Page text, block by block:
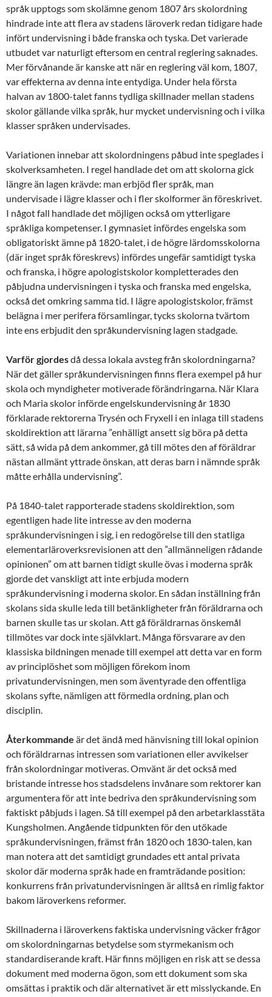
språk upptogs som skolämne genom 1807 års skolordning
hindrade inte att flera av stadens läroverk redan tidigare hade
infört undervisning i både franska och tyska. Det varierade
utbudet var naturligt eftersom en central reglering saknades.
Mer förvånande är kanske att när en reglering väl kom, 1807,
var effekterna av denna inte entydiga. Under hela första
halvan av 1800-talet fanns tydliga skillnader mellan stadens
skolor gällande vilka språk, hur mycket undervisning och i vilka
klasser språken undervisades.
Variationen innebar att skolordningens påbud inte speglades i
skolverksamheten. I regel handlade det om att skolorna gick
längre än lagen krävde: man erbjöd fler språk, man
undervisade i lägre klasser och i fler skolformer än föreskrivet.
I något fall handlade det möjligen också om ytterligare
språkliga kompetenser. I gymnasiet infördes engelska som
obligatoriskt ämne på 1820-talet, i de högre lärdomsskolorna
(där inget språk föreskrevs) infördes ungefär samtidigt tyska
och franska, i högre apologistskolor kompletterades den
påbjudna undervisningen i tyska och franska med engelska,
också det omkring samma tid. I lägre apologistskolor, främst
belägna i mer perifera församlingar, tycks skolorna tvärtom
inte ens erbjudit den språkundervisning lagen stadgade.
Varför gjordesdå dessa lokala avsteg från skolordningarna?
När det gäller språkundervisningen finns flera exempel på hur
skola och myndigheter motiverade förändringarna. När Klara
och Maria skolor införde engelskundervisning år 1830
förklarade rektorerna Trysén och Fryxell i en inlaga till stadens
skoldirektion att lärarna ”enhälligt ansett sig böra på detta
sätt, så wida på dem ankommer, gå till mötes den af föräldrar
nästan allmänt yttrade önskan, att deras barn i nämnde språk
måtte erhålla undervisning”.
På 1840-talet rapporterade stadens skoldirektion, som
egentligen hade lite intresse av den moderna
språkundervisningen i sig, i en redogörelse till den statliga
elementarläroverksrevisionen att den ”allmänneligen rådande
opinionen” om att barnen tidigt skulle övas i moderna språk
gjorde det vanskligt att inte erbjuda modern
språkundervisning i moderna skolor. En sådan inställning från
skolans sida skulle leda till betänkligheter från föräldrarna och
barnen skulle tas ur skolan. Att gå föräldrarnas önskemål
tillmötes var dock inte självklart. Många försvarare av den
klassiska bildningen menade till exempel att detta var en form
av principlöshet som möjligen förekom inom
privatundervisningen, men som äventyrade den offentliga
skolans syfte, nämligen att förmedla ordning, plan och
disciplin.
Återkommande är det ändå med hänvisning till lokal opinion
och föräldrarnas intressen som variationen eller avvikelser
från skolordningar motiveras. Omvänt är det också med
bristande intresse hos stadsdelens invånare som rektorer kan
argumentera för att inte bedriva den språkundervisning som
faktiskt påbjuds i lagen. Så till exempel på den arbetarklasstäta
Kungsholmen. Angående tidpunkten för den utökade
språkundervisningen, främst från 1820 och 1830-talen, kan
man notera att det samtidigt grundades ett antal privata
skolor där moderna språk hade en framträdande position:
konkurrens från privatundervisningen är alltså en rimlig faktor
bakom läroverkens reformer.
Skillnaderna i läroverkens faktiska undervisning väcker frågor
om skolordningarnas betydelse som styrmekanism och
standardiserande kraft. Här finns möjligen en risk att se dessa
dokument med moderna ögon, som ett dokument som ska
omsättas i praktik och där alternativet är ett misslyckande. En